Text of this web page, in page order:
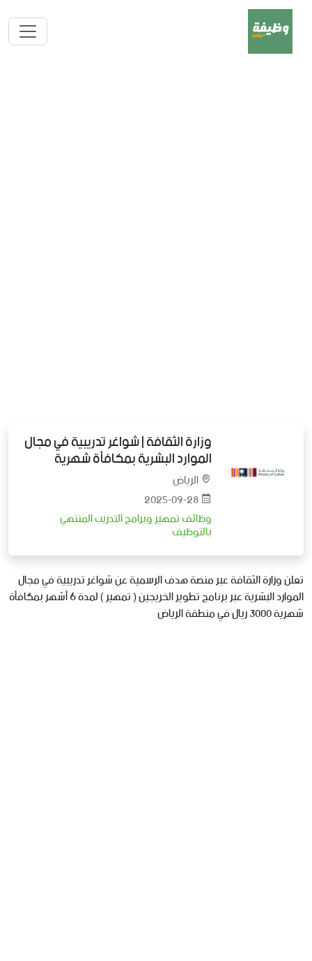
وزارة الثقافة | شواغر تدريبية في مجال
الموارد البشرية بمكافأة شهرية
الرياض
2025-09-28
وظائف تمهير وبرامج التدريب المنتهي
بالتوظيف
تعلن وزارة الثقافة عبر منصة هدف الرسمية عن شواغر تدريبية في مجال
الموارد البشرية عبر برنامج تطوير الخريجين ( تمهير ) لمدة 6 أشهر بمكافأة
شهرية 3000 ريال في منطقة الرياض